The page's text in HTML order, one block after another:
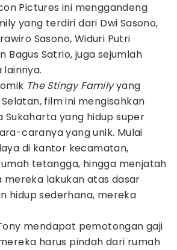
Pictures ini menggandeng
yang terdiri dari Dwi Sasono,
Sasono, Widuri Putri
Bagus Satrio, juga sejumlah
The Stingy Familyyang
film ini mengisahkan
yang hidup super
caranya yang unik. Mulai
di kantor kecamatan,
tetangga, hingga menjatah
mereka lakukan atas dasar
hidup sederhana, mereka
mendapat pemotongan gaji
harus pindah dari rumah